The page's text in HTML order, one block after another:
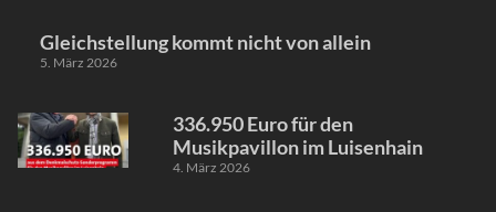
Gleichstellung kommt nicht von allein
5. März 2026
336.950 Euro für den
Musikpavillon im Luisenhain
4. März 2026